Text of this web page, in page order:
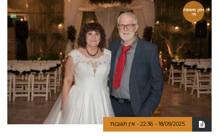
זמן משפח
תי
18/09/2025
22:36 אין תגובות